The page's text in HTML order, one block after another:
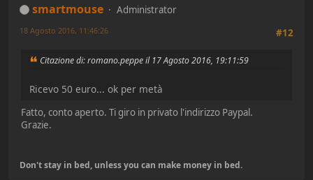
smartmouse
Administrator
#12
18 Agosto 2016, 11:46:26
Citazione di: romano.peppe il 17 Agosto 2016, 19:11:59
Ricevo 50 euro... ok per metà
Fatto, conto aperto. Ti giro in privato l'indirizzo Paypal.
Grazie.
Don't stay in bed, unless you can make money in bed.